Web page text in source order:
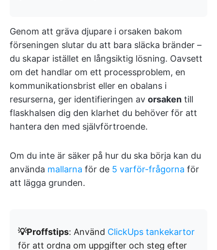
Genom att gräva djupare i orsaken bakom
förseningen slutar du att bara släcka bränder –
du skapar istället en långsiktig lösning. Oavsett
om det handlar om ett processproblem, en
kommunikationsbrist eller en obalans i
resurserna, ger identifieringen av orsaken till
flaskhalsen dig den klarhet du behöver för att
hantera den med självförtroende.
Om du inte är säker på hur du ska börja kan du
använda mallarna för de 5 varför-frågorna för
att lägga grunden.
💡Proffstips: Använd ClickUps tankekartor
för att ordna om uppgifter och steg efter